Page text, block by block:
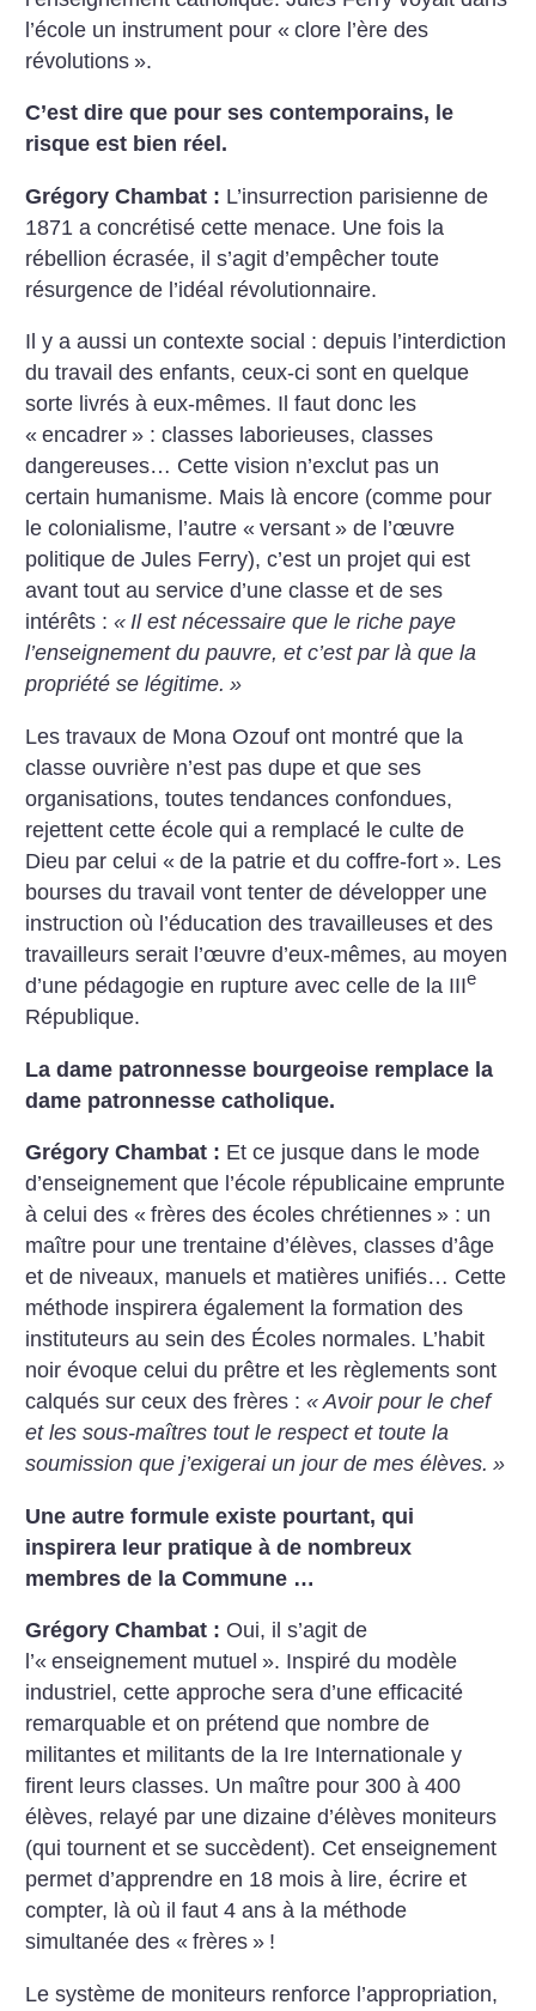
l’école un instrument pour « clore l’ère des
révolutions ».
C’est dire que pour ses contemporains, le
risque est bien réel.
Grégory Chambat : L’insurrection parisienne de
1871 a concrétisé cette menace. Une fois la
rébellion écrasée, il s’agit d’empêcher toute
résurgence de l’idéal révolutionnaire.
Il y a aussi un contexte social : depuis l’interdiction
du travail des enfants, ceux-ci sont en quelque
sorte livrés à eux-mêmes. Il faut donc les
« encadrer » : classes laborieuses, classes
dangereuses… Cette vision n’exclut pas un
certain humanisme. Mais là encore (comme pour
le colonialisme, l’autre « versant » de l’œuvre
politique de Jules Ferry), c’est un projet qui est
avant tout au service d’une classe et de ses
intérêts :« Il est nécessaire que le riche paye
l’enseignement du pauvre, et c’est par là que la
propriété se légitime. »
Les travaux de Mona Ozouf ont montré que la
classe ouvrière n’est pas dupe et que ses
organisations, toutes tendances confondues,
rejettent cette école qui a remplacé le culte de
Dieu par celui « de la patrie et du coffre-fort ». Les
bourses du travail vont tenter de développer une
instruction où l’éducation des travailleuses et des
travailleurs serait l’œuvre d’eux-mêmes, au moyen
d’une pédagogie en rupture avec celle de la IIIe
République.
La dame patronnesse bourgeoise remplace la
dame patronnesse catholique.
Grégory Chambat : Et ce jusque dans le mode
d’enseignement que l’école républicaine emprunte
à celui des « frères des écoles chrétiennes » : un
maître pour une trentaine d’élèves, classes d’âge
et de niveaux, manuels et matières unifiés… Cette
méthode inspirera également la formation des
instituteurs au sein des Écoles normales. L’habit
noir évoque celui du prêtre et les règlements sont
calqués sur ceux des frères :« Avoir pour le chef
et les sous-maîtres tout le respect et toute la
soumission que j’exigerai un jour de mes élèves. »
Une autre formule existe pourtant, qui
inspirera leur pratique à de nombreux
membres de la Commune …
Grégory Chambat : Oui, il s’agit de
l’« enseignement mutuel ». Inspiré du modèle
industriel, cette approche sera d’une efficacité
remarquable et on prétend que nombre de
militantes et militants de la Ire Internationale y
firent leurs classes. Un maître pour 300 à 400
élèves, relayé par une dizaine d’élèves moniteurs
(qui tournent et se succèdent). Cet enseignement
permet d’apprendre en 18 mois à lire, écrire et
compter, là où il faut 4 ans à la méthode
simultanée des « frères » !
Le système de moniteurs renforce l’appropriation,